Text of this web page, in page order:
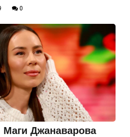
0
Маги Джанаварова